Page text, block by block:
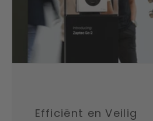
Efficiënt en Veilig